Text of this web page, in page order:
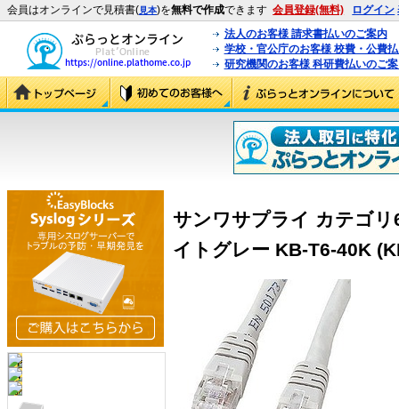
会員はオンラインで見積書(見本)を無料で作成できます 会員登録(無料) ログイン
法人のお客様 請求書払いのご案内
学校・官公庁のお客様 校費・公費
研究機関のお客様 科研費払いのご
サンワサプライ カテゴ
イトグレー KB-T6-40K